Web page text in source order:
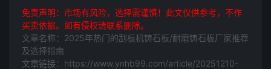
免责声明：市场有风险，选择需谨慎！此文仅供参考，不作
买卖依据。如有侵权请联系删除。
文章名称：2025年热门的刮板机铸石板/耐磨铸石板厂家推荐
及选择指南
文章链接：https://www.ynhb99.com/article/20251210-